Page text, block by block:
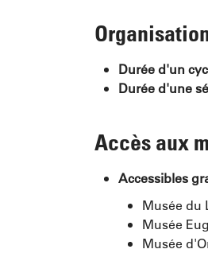
Durée d'un
Durée d'une
Accès aux
Accessibles
Musée du
Musée
Musée